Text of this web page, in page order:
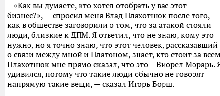
– «Как вы думаете, кто хотел отобрать у вас этот
бизнес?», — спросил меня Влад Плахотнюк после того,
как в обществе заговорили о том, что за атакой стояли
люди, близкие к ДПМ. Я ответил, что не знаю, кому это
нужно, но я точно знаю, что этот человек, рассказавший
о связи между мной и Платоном, знает, кто стоит за
Плахотнюк мне прямо сказал, что это – Виорел Морарь.
удивился, потому что такие люди обычно не говорят
напрямую такие вещи, — сказал Игорь Борш.